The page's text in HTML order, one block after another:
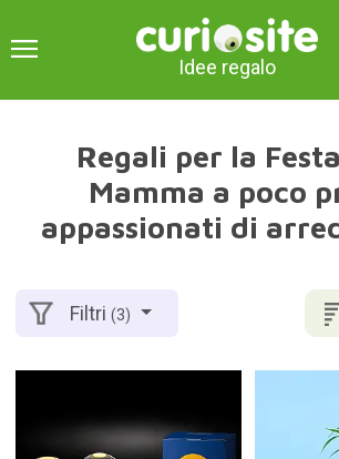
Idee regalo
Regali per la
Mamma a poco
appassionati di
Filtri(3)